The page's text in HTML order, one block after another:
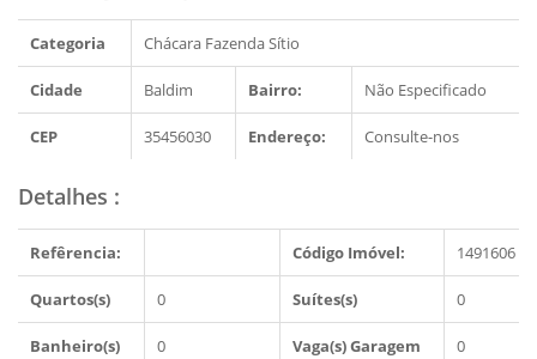
Categoria Chácara Fazenda Sítio
Cidade Baldim Bairro: Não Especificado
CEP 35456030 Endereço: Consulte-nos
Detalhes :
Refêrencia: Código Imóvel: 1491606
Quartos(s) 0 Suítes(s) 0
Banheiro(s) 0 Vaga(s) Garagem 0